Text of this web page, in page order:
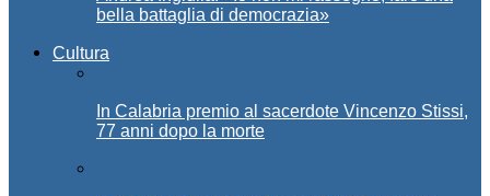
bella battaglia di democrazia»
Cultura
In Calabria premio al sacerdote Vincenzo Stissi,
77 anni dopo la morte